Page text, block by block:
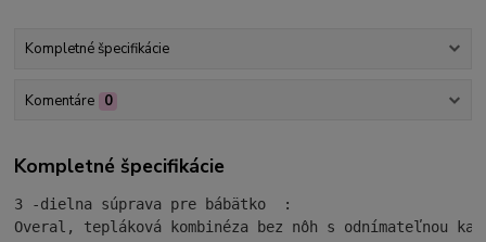
Kompletné špecifikácie
Komentáre 0
Kompletné špecifikácie
3 -dielna súprava pre bábätko  :
Overal, tepláková kombinéza bez nôh s odnímateľnou